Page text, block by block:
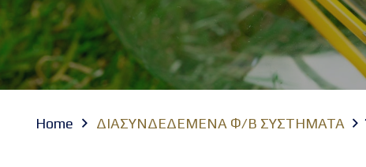
Home ΔΙΑΣΥΝΔΕΔΕΜΕΝΑ Φ/Β ΣΥΣΤΗΜΑΤΑ